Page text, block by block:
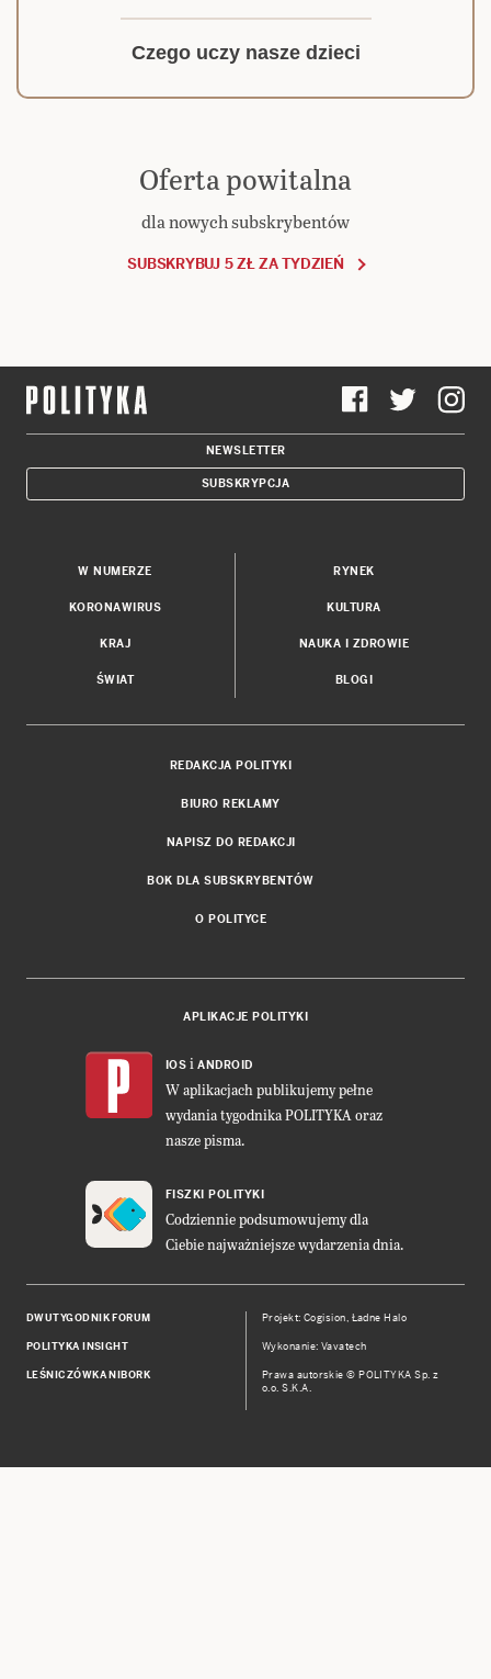
Czego uczy nasze dzieci
Oferta powitalna
dla nowych subskrybentów
SUBSKRYBUJ 5 ZŁ ZA TYDZIEŃ
NEWSLETTER
SUBSKRYPCJA
W NUMERZE
KORONAWIRUS
KRAJ
ŚWIAT
RYNEK
KULTURA
NAUKA I ZDROWIE
BLOGI
REDAKCJA POLITYKI
BIURO REKLAMY
NAPISZ DO REDAKCJI
BOK DLA SUBSKRYBENTÓW
O POLITYCE
APLIKACJE POLITYKI
IOS i ANDROID
W aplikacjach publikujemy pełne
wydania tygodnika POLITYKA oraz
nasze pisma.
FISZKI POLITYKI
Codziennie podsumowujemy dla
Ciebie najważniejsze wydarzenia dnia.
DWUTYGODNIK FORUM
POLITYKA INSIGHT
LEŚNICZÓWKA NIBORK
Projekt:Cogision, Ładne Halo
Wykonanie: Vavatech
Prawa autorskie © POLITYKA Sp. z
o.o. S.K.A.